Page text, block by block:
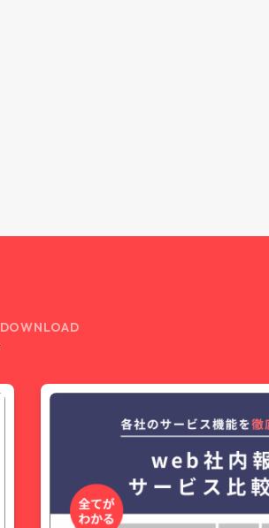
DOWNLOAD